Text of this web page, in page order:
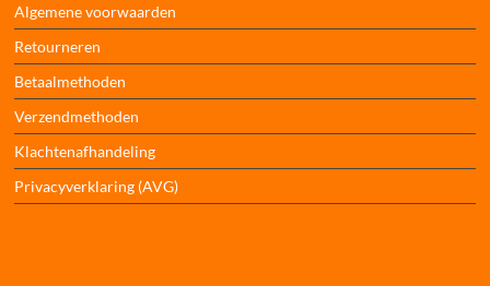
Algemene voorwaarden
Retourneren
Betaalmethoden
Verzendmethoden
Klachtenafhandeling
Privacyverklaring (AVG)